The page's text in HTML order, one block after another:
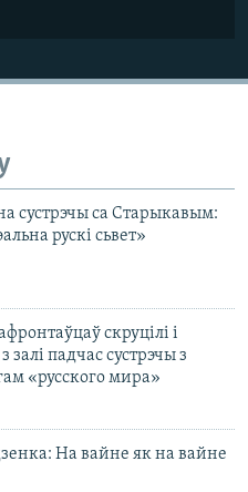
сустрэчы са Старыкавым:
рускі сьвет»
скруцілі і
залі падчас сустрэчы з
«русского мира»
На вайне як на вайне